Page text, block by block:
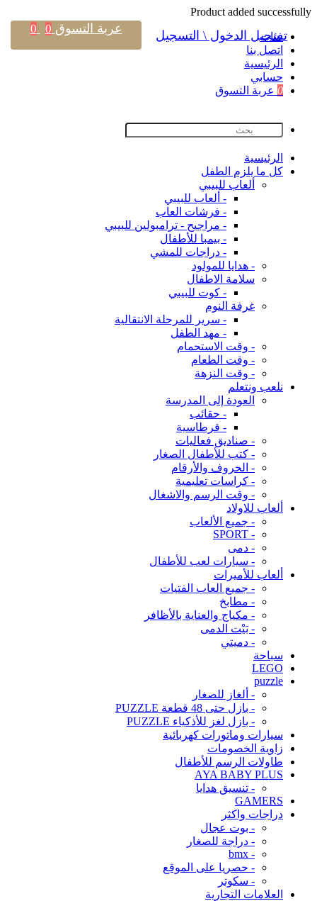
Product added successfully
فئات
اتصل بنا
اﻟﺮﺋﻴﺴﻴﺔ
حسابي
0 عربة التسوق
اﻟﺮﺋﻴﺴﻴﺔ
كل ما يلزم الطفل
ألعاب للبيبي
- ألعاب للبيبي
- فرشات العاب
- مراجيح - ترامبولين للبيبي
- بيمبا للأطفال
- دراجات للمشي
- هدايا للمولود
سلامة الاطفال
- كوت للبيبي
غرفة النوم
- سرير للمرحلة الانتقالية
- مهد الطفل
- وقت الاستحمام
- وقت الطعام
- وقت النزهة
نلعب ونتعلم
العودة إلى المدرسة
- حقائب
- قرطاسية
- صناديق فعاليات
- كتب للأطفال الصغار
- الحروف والأرقام
- كراسات تعليمية
- وقت الرسم والاشغال
ألعاب للاولاد
- جميع الألعاب
- SPORT
- دمى
- سيارات لعب للأطفال
ألعاب للأميرات
- جميع العاب الفتيات
- مطابخ
- مكياج والعناية بالأظافر
- بَيْت الدمى
- دميتي
سباحة
LEGO
puzzle
- ألغاز للصغار
- بازل حتى 48 قطعة PUZZLE
- بازل لغز للأذكياء PUZZLE
سيارات وماتورات كهربائية
زاوية الخصومات
طاولات الرسم للأطفال
AYA BABY PLUS
- تنسيق هدايا
GAMERS
دراجات واكثر
- بوت عجال
- دراجة للصغار
- bmx
- حصريا على الموقع
- سكوتر
العلامات التجارية
تسجيل الدخول \ التسجيل عربة التسوق 0
0